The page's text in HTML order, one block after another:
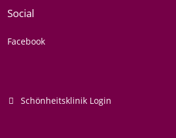
Social
Facebook
Schönheitsklinik Login